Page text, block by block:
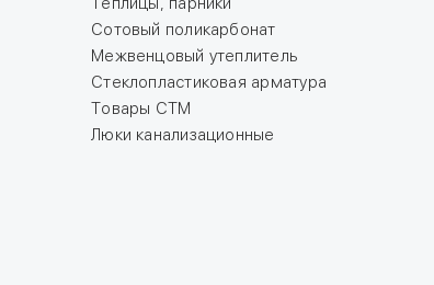
Сотовый поликарбонат
Межвенцовый утеплитель
Стеклопластиковая арматура
Товары СТМ
Люки канализационные